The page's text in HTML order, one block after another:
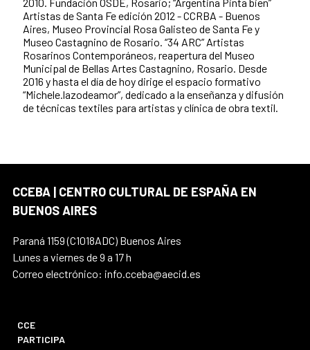
Artistas de Santa Fe edición 2012 - CCRBA - Buenos
Aires, Museo Provincial Rosa Galisteo de Santa Fe y
Museo Castagnino de Rosario. “34 ARC” Artistas
Rosarinos Contemporáneos, reapertura del Museo
Municipal de Bellas Artes Castagnino, Rosario. Desde
2016 y hasta el día de hoy dirige el espacio formativo
“Michele.lazodeamor”, dedicado a la enseñanza y difusión
de técnicas textiles para artistas y clínica de obra textil.
CCEBA | CENTRO CULTURAL DE ESPAÑA EN
BUENOS AIRES
Paraná 1159 (C1018ADC) Buenos Aires
Lunes a viernes de 9 a 17 h
Correo electrónico: info.cceba@aecid.es
CCE
PARTICIPA